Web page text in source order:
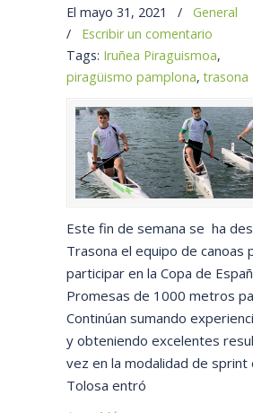
El mayo 31, 2021 /
General
/ Escribir un comentario
Tags: Iruñea Piraguismoa,
piragüismo pamplona,trasona
Este fin de semana se ha
Trasona el equipo de canoas
participar en la Copa de
Promesas de 1000 metros
Continúan sumando
y obteniendo excelentes
vez en la modalidad de sprint
Tolosa entró